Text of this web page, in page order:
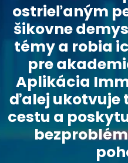
ostrieľaným
šikovne
témy a robia
pre
Aplikácia
ďalej ukotvuje
cestu a